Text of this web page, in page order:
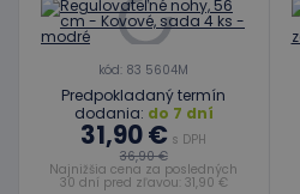
kód: 83 5604M
Predpokladaný termín
dodania: do 7 dní
31,90 € s DPH
36,90 €
Najnižšia cena za posledných
30 dní pred zľavou: 31,90 €